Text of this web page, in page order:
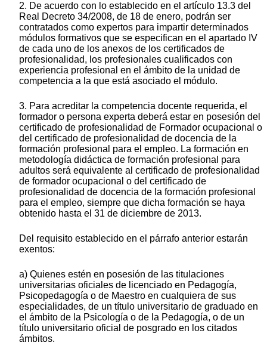
2. De acuerdo con lo establecido en el artículo 13.3 del
Real Decreto 34/2008, de 18 de enero, podrán ser
contratados como expertos para impartir determinados
módulos formativos que se especifican en el apartado IV
de cada uno de los anexos de los certificados de
profesionalidad, los profesionales cualificados con
experiencia profesional en el ámbito de la unidad de
competencia a la que está asociado el módulo.
3. Para acreditar la competencia docente requerida, el
formador o persona experta deberá estar en posesión del
certificado de profesionalidad de Formador ocupacional o
del certificado de profesionalidad de docencia de la
formación profesional para el empleo. La formación en
metodología didáctica de formación profesional para
adultos será equivalente al certificado de profesionalidad
de formador ocupacional o del certificado de
profesionalidad de docencia de la formación profesional
para el empleo, siempre que dicha formación se haya
obtenido hasta el 31 de diciembre de 2013.
Del requisito establecido en el párrafo anterior estarán
exentos:
a) Quienes estén en posesión de las titulaciones
universitarias oficiales de licenciado en Pedagogía,
Psicopedagogía o de Maestro en cualquiera de sus
especialidades, de un título universitario de graduado en
el ámbito de la Psicología o de la Pedagogía, o de un
título universitario oficial de posgrado en los citados
ámbitos.